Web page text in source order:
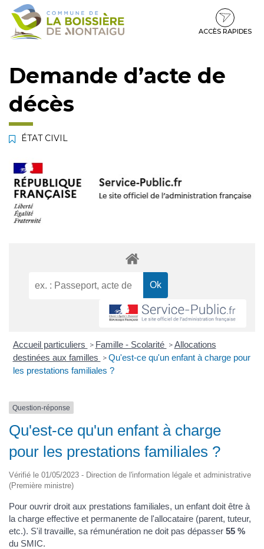
Gestion des traceurs
Aller
Aller
contenu
Aller
pied
ACCÈS RAPIDES
Demande d’acte de
décès
ÉTAT CIVIL
Accueil particuliers > Famille - Scolarité > Allocations
destinées aux familles > Qu'est-ce qu'un enfant à charge pour
les prestations familiales ?
Question-réponse
Qu'est-ce qu'un enfant à charge
pour les prestations familiales ?
Vérifié le 01/05/2023 - Direction de l'information légale et administrative
(Première ministre)
Pour ouvrir droit aux prestations familiales, un enfant doit être à
la charge effective et permanente de l'allocataire (parent, tuteur,
etc.). S'il travaille, sa rémunération ne doit pas dépasser 55 %
du SMIC.